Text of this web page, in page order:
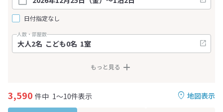
日付指定なし
人数・部屋数
もっと見る
地図表示
3,590 件中 1～10件表示